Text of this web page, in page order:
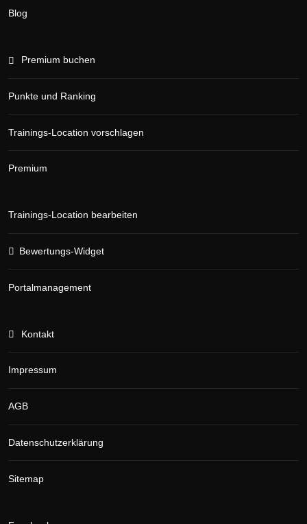
Blog
Premium buchen
Punkte und Ranking
Trainings-Location vorschlagen
Premium
Trainings-Location bearbeiten
Bewertungs-Widget
Portalmanagement
Kontakt
Impressum
AGB
Datenschutzerklärung
Sitemap